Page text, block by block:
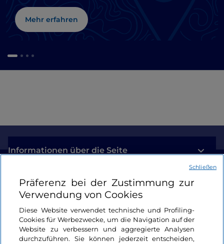
Mehr erfahren
Informationen über die Seite
Nützliche Links
Login
Bleiben wir in Kontakt
Präferenz bei der Zustimmung zur
Verwendung von Cookies
Diese Website verwendet technische und Profiling-
Cookies für Werbezwecke, um die Navigation auf der
Website zu verbessern und aggregierte Analysen
durchzuführen. Sie können jederzeit entscheiden,
Schließen